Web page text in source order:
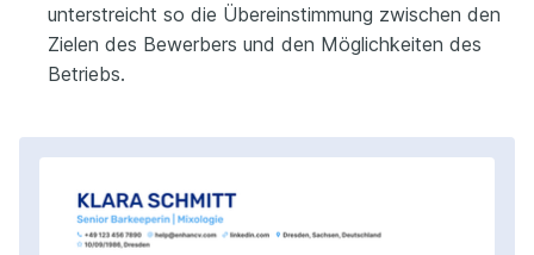
unterstreicht so die Übereinstimmung zwischen den
Zielen des Bewerbers und den Möglichkeiten des
Betriebs.